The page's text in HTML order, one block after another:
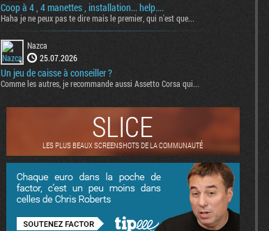
Coop à 4 , 4 manettes , installation... help....
Haha je ne peux pas te dire mais le premier, qui n'est que...
Nazca
25.07.2026
Un jeu de caisse à conseiller ?
Comme les autres, je recommande aussi Assetto Corsa qui...
SLICE
LES PLUS BEAUX SCREENSHOTS DE LA COMMUNAUTÉ